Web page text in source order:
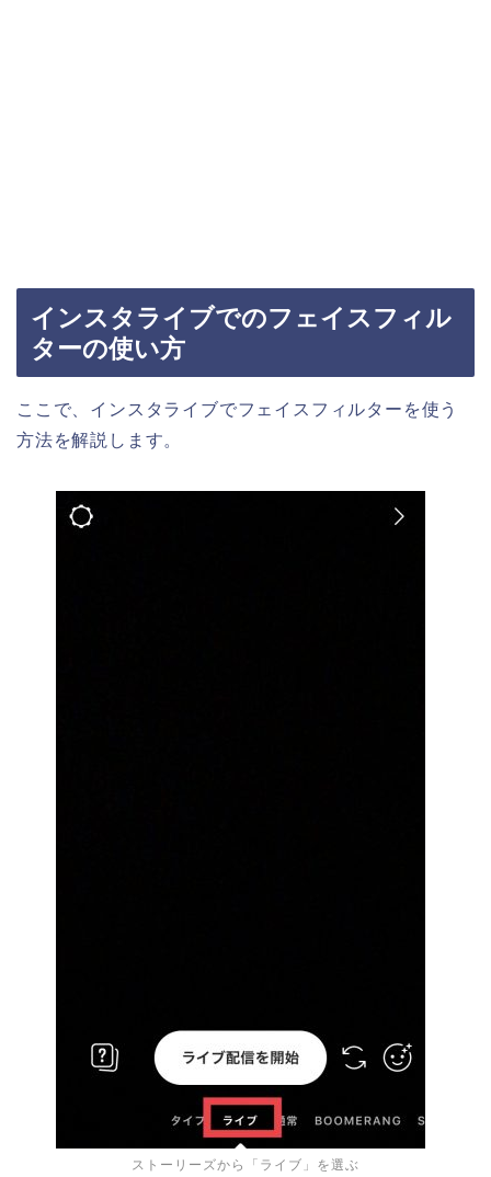
インスタライブでのフェイスフィル
ターの使い方
ここで、インスタライブでフェイスフィルターを使う
方法を解説します。
ストーリーズから「ライブ」を選ぶ